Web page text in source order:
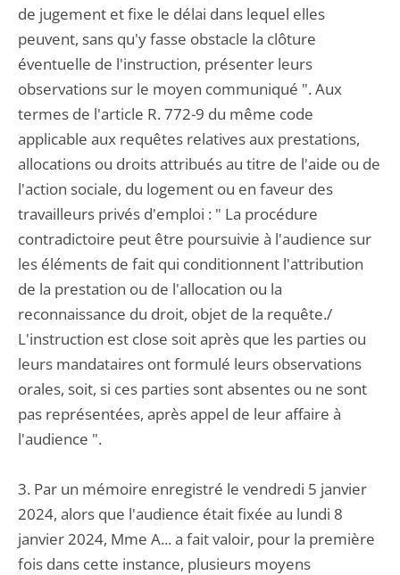
de jugement et fixe le délai dans lequel elles
peuvent, sans qu'y fasse obstacle la clôture
éventuelle de l'instruction, présenter leurs
observations sur le moyen communiqué ". Aux
termes de l'article R. 772-9 du même code
applicable aux requêtes relatives aux prestations,
allocations ou droits attribués au titre de l'aide ou de
l'action sociale, du logement ou en faveur des
travailleurs privés d'emploi : " La procédure
contradictoire peut être poursuivie à l'audience sur
les éléments de fait qui conditionnent l'attribution
de la prestation ou de l'allocation ou la
reconnaissance du droit, objet de la requête./
L'instruction est close soit après que les parties ou
leurs mandataires ont formulé leurs observations
orales, soit, si ces parties sont absentes ou ne sont
pas représentées, après appel de leur affaire à
l'audience ".
3. Par un mémoire enregistré le vendredi 5 janvier
2024, alors que l'audience était fixée au lundi 8
janvier 2024, Mme A... a fait valoir, pour la première
fois dans cette instance, plusieurs moyens